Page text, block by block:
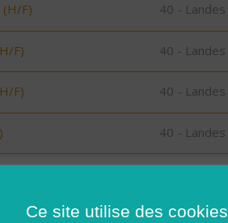
(H/F) 40 - Landes
F) 40 - Landes
F) 40 - Landes
40 - Landes
(H/F)
(73034) (H/F) 73 - Savoie
Ce site utilise des